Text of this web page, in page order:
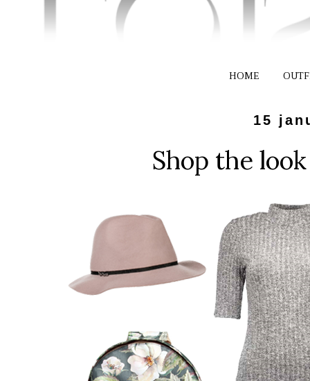
HOME
15
Shop the